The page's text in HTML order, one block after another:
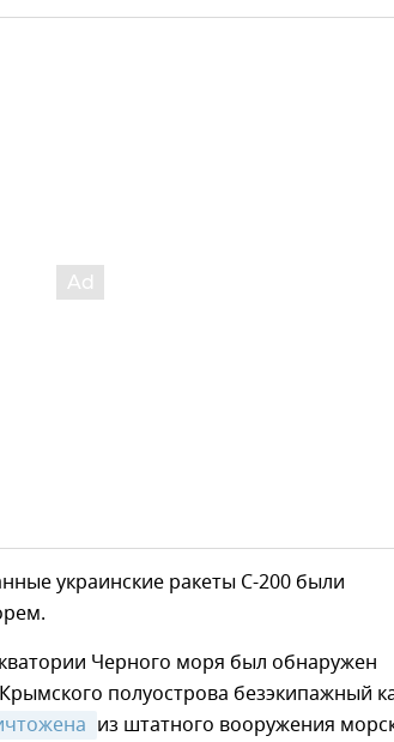
украинские ракеты С-200 были
Черного моря был обнаружен
полуострова безэкипажный
из штатного вооружения